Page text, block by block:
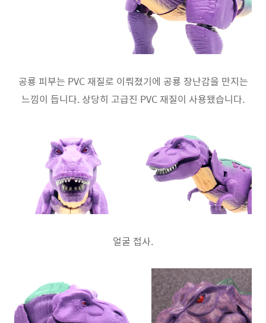
공룡 피부는 PVC 재질로 이뤄졌기에 공룡 장난감을 만지는
느낌이 듭니다. 상당히 고급진 PVC 재질이 사용됐습니다.
얼굴 접사.